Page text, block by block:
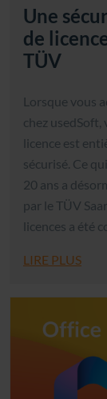
Une
de
TÜV
Lorsque vous
chez usedSoft,
licence est
sécurisé. Ce
20 ans a
par le TÜV
licences a été
LIRE PLUS